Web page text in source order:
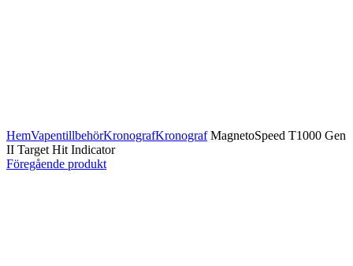
HemVapentillbehörKronografKronografMagnetoSpeed T1000 Gen
II Target Hit Indicator
Föregående produkt